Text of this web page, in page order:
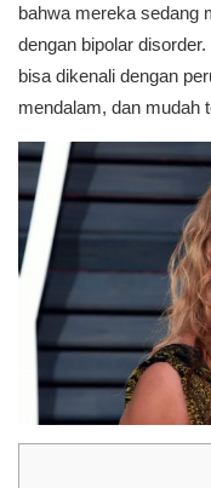
bahwa mereka sedang
dengan bipolar
bisa dikenali dengan
mendalam, dan mudah